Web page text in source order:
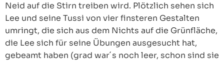
Neid auf die Stirn treiben wird. Plötzlich sehen sich
Lee und seine Tussi von vier finsteren Gestalten
umringt, die sich aus dem Nichts auf die Grünfläche,
die Lee sich für seine Übungen ausgesucht hat,
gebeamt haben (grad war´s noch leer, schon sind sie